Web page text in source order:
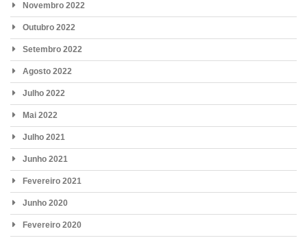
Novembro 2022
Outubro 2022
Setembro 2022
Agosto 2022
Julho 2022
Mai 2022
Julho 2021
Junho 2021
Fevereiro 2021
Junho 2020
Fevereiro 2020